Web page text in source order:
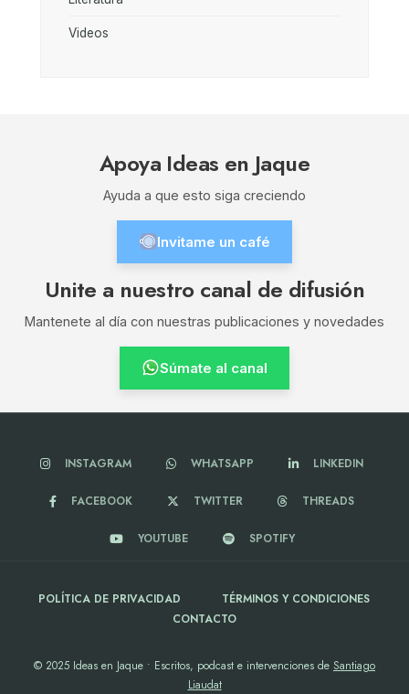
Videos
Apoya Ideas en Jaque
Ayuda a que esto siga creciendo
Invitame un café
Unite a nuestro canal de difusión
Mantenete al día con nuestras publicaciones y novedades
Súmate al canal
INSTAGRAM WHATSAPP LINKEDIN
FACEBOOK TWITTER THREADS
YOUTUBE SPOTIFY
POLÍTICA DE PRIVACIDAD
TÉRMINOS Y CONDICIONES
CONTACTO
© 2025 Ideas en Jaque • Escritos, podcast e intervenciones de Santiago
Liaudat